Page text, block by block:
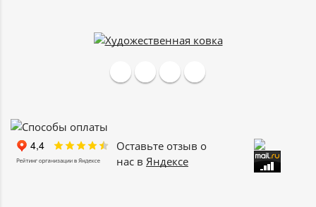
Оставьте отзыв о
нас в Яндексе